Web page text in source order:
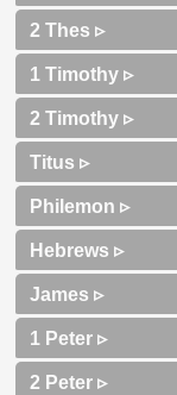
2 Thes ▹
1 Timothy ▹
2 Timothy ▹
Titus ▹
Philemon ▹
Hebrews ▹
James ▹
1 Peter ▹
2 Peter ▹